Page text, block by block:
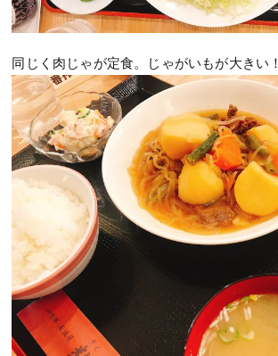
同じく肉じゃが定食。じゃがいもが大きい！